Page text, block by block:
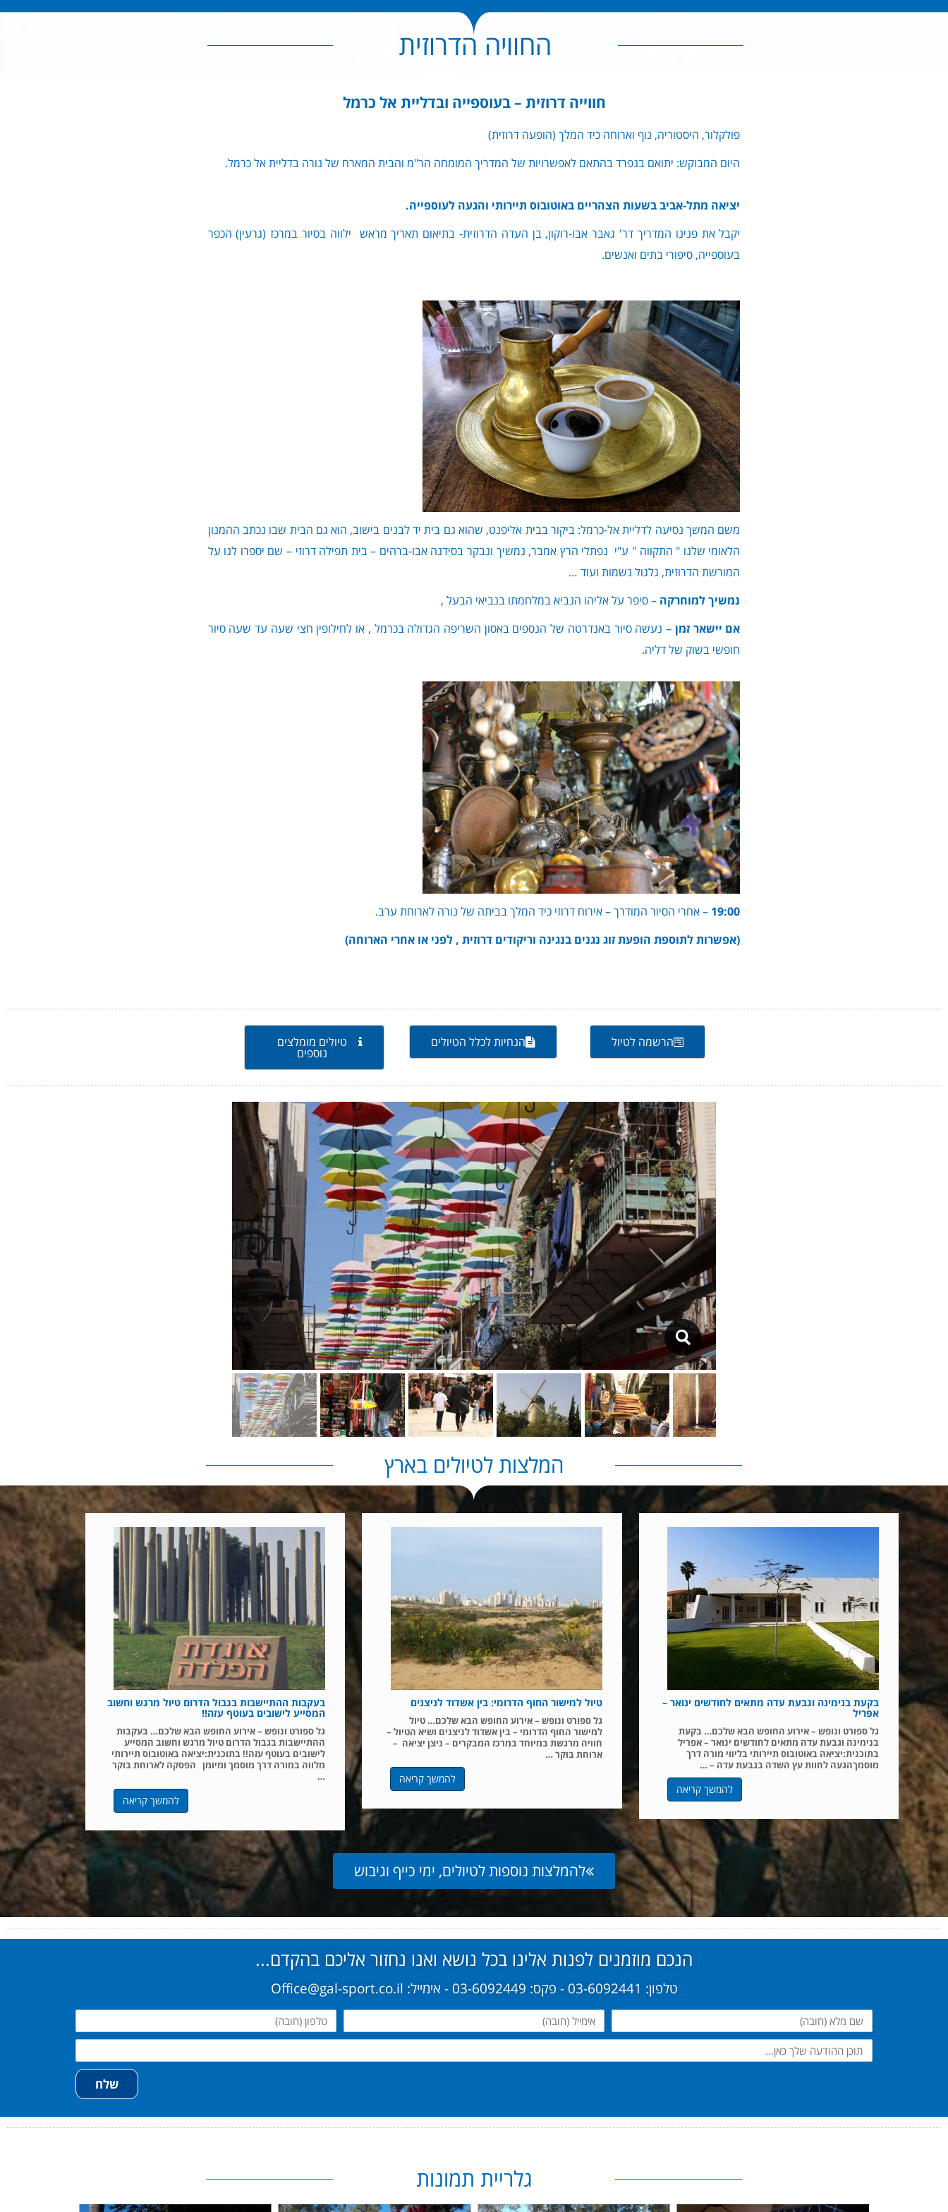
החוויה הדרוזית
חווייה דרוזית – בעוספייה ובדליית אל כרמל
פולקלור, היסטוריה, נוף וארוחה כיד המלך (הופעה דרוזית)
היום המבוקש: יתואם בנפרד בהתאם לאפשרויות של המדריך המומחה הר"מ והבית המארח של נורה בדליית אל כרמל.
יציאה מתל-אביב בשעות הצהריים באוטובוס תיירותי והגעה לעוספייה.
יקבל את פנינו המדריך דר' גאבר אבו-רוקון, בן העדה הדרוזית- בתיאום תאריך מראש ילווה בסיור במרכז (גרעין) הכפר
בעוספייה, סיפורי בתים ואנשים.
משם המשך נסיעה לדליית אל-כרמל: ביקור בבית אליפנט, שהוא גם בית יד לבנים בישוב, הוא גם הבית שבו נכתב ההמנון
הלאומי שלנו " התקווה " ע"י נפתלי הרץ אמבר, נמשיך ונבקר בסידנה אבו-ברהים – בית תפילה דרוזי – שם יספרו לנו על
המורשת הדרוזית, גלגול נשמות ועוד …
נמשיך למוחרקה – סיפר על אליהו הנביא במלחמתו בנביאי הבעל ,
אם יישאר זמן – נעשה סיור באנדרטה של הנספים באסון השריפה הגדולה בכרמל , או לחילופין חצי שעה עד שעה סיור
חופשי בשוק של דליה.
19:00 – אחרי הסיור המודרך – אירוח דרוזי כיד המלך בביתה של נורה לארוחת ערב.
(אפשרות לתוספת הופעת זוג נגנים בנגינה וריקודים דרוזית , לפני או אחרי הארוחה)
הרשמה לטיול הנחיות לכלל הטיולים טיולים מומלצים
נוספים
המלצות לטיולים בארץ
בקעת בנימינה וגבעת עדה מתאים לחודשים ינואר –
אפריל
גל ספורט ונופש – אירוע החופש הבא שלכם… בקעת
בנימינה וגבעת עדה מתאים לחודשים ינואר – אפריל
בתוכנית:יציאה באוטובוס תיירותי בליווי מורה דרך
מוסמךהגעה לחוות עץ השדה בגבעת עדה – …
להמשך קריאה
טיול למישור החוף הדרומי: בין אשדוד לניצנים
גל ספורט ונופש – אירוע החופש הבא שלכם… טיול
למישור החוף הדרומי – בין אשדוד לניצנים ושיא הטיול –
חוויה מרגשת במיוחד במרכז המבקרים – ניצן יציאה –
ארוחת בוקר …
להמשך קריאה
בעקבות ההתיישבות בגבול הדרום טיול מרגש וחשוב
המסייע לישובים בעוטף עזה!!
גל ספורט ונופש – אירוע החופש הבא שלכם… בעקבות
ההתיישבות בגבול הדרום טיול מרגש וחשוב המסייע
לישובים בעוטף עזה!! בתוכנית:יציאה באוטובוס תיירותי
מלווה במורה דרך מוסמך ומיומן הפסקה לארוחת בוקר
…
להמשך קריאה
להמלצות נוספות לטיולים, ימי כייף וגיבוש
הנכם מוזמנים לפנות אלינו בכל נושא ואנו נחזור אליכם בהקדם...
טלפון: 03-6092441 - פקס: 03-6092449 - אימייל: Office@gal-sport.co.il
שם
מלא
אימייל טלפון
שלח
גלריית תמונות